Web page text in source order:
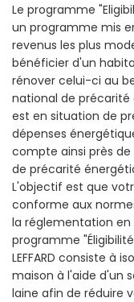
Le programme
un programme mis
revenus les plus
bénéficier d'un
rénover celui-ci au
national de précarité
est en situation de
dépenses
compte ainsi près de
de précarité
L'objectif est que
conforme aux
la réglementation en
programme
LEFFARD consiste à
maison à l'aide d'un
laine afin de réduire